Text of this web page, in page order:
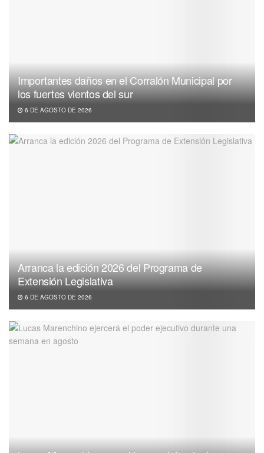
Importantes daños en el Corralón Municipal por
los fuertes vientos del sur
6 DE AGOSTO DE 2026
Arranca la edición 2026 del Programa de
Extensión Legislativa
6 DE AGOSTO DE 2026